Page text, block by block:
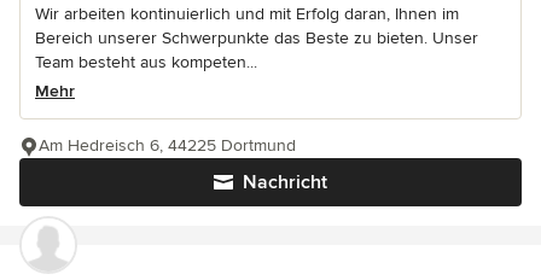
Wir arbeiten kontinuierlich und mit Erfolg daran, Ihnen im
Bereich unserer Schwerpunkte das Beste zu bieten. Unser
Team besteht aus kompeten...
Mehr
Nachricht
Am Hedreisch 6, 44225 Dortmund